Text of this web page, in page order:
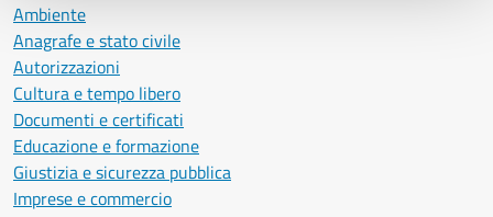
Ambiente
Anagrafe e stato civile
Autorizzazioni
Cultura e tempo libero
Documenti e certificati
Educazione e formazione
Giustizia e sicurezza pubblica
Imprese e commercio